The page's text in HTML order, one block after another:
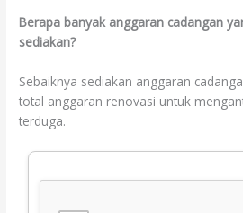
Berapa banyak anggaran cadangan
sediakan?
Sebaiknya sediakan anggaran
total anggaran renovasi untuk
terduga.
Konsultasikan kebutuhan